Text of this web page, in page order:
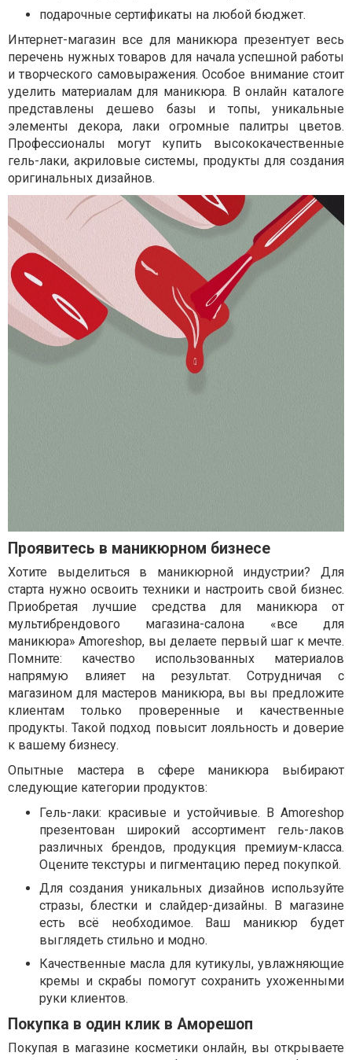
подарочные сертификаты на любой бюджет.
Интернет-магазин все для маникюра презентует весь
перечень нужных товаров для начала успешной работы
и творческого самовыражения. Особое внимание стоит
уделить материалам для маникюра. В онлайн каталоге
представлены дешево базы и топы, уникальные
элементы декора, лаки огромные палитры цветов.
Профессионалы могут купить высококачественные
гель-лаки, акриловые системы, продукты для создания
оригинальных дизайнов.
Проявитесь в маникюрном бизнесе
Хотите выделиться в маникюрной индустрии? Для
старта нужно освоить техники и настроить свой бизнес.
Приобретая лучшие средства для маникюра от
мультибрендового магазина-салона «все для
маникюра» Amoreshop, вы делаете первый шаг к мечте.
Помните: качество использованных материалов
напрямую влияет на результат. Сотрудничая с
магазином для мастеров маникюра, вы вы предложите
клиентам только проверенные и качественные
продукты. Такой подход повысит лояльность и доверие
к вашему бизнесу.
Опытные мастера в сфере маникюра выбирают
следующие категории продуктов:
Гель-лаки: красивые и устойчивые. В Amoreshop
презентован широкий ассортимент гель-лаков
различных брендов, продукция премиум-класса.
Оцените текстуры и пигментацию перед покупкой.
Для создания уникальных дизайнов используйте
стразы, блестки и слайдер-дизайны. В магазине
есть всё необходимое. Ваш маникюр будет
выглядеть стильно и модно.
Качественные масла для кутикулы, увлажняющие
кремы и скрабы помогут сохранить ухоженными
руки клиентов.
Покупка в один клик в Аморешоп
Покупая в магазине косметики онлайн, вы открываете